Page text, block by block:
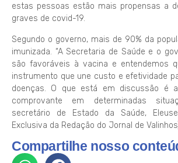
estas pessoas estão mais propensas a
graves de covid-19.
Segundo o governo, mais de 90% da
imunizada. “A Secretaria de Saúde e o
são favoráveis à vacina e entendemos
instrumento que une custo e efetividade
doenças. O que está em discussão é
comprovante em determinadas
secretário de Estado da Saúde,
Exclusiva da Redação do Jornal de
Compartilhe nosso